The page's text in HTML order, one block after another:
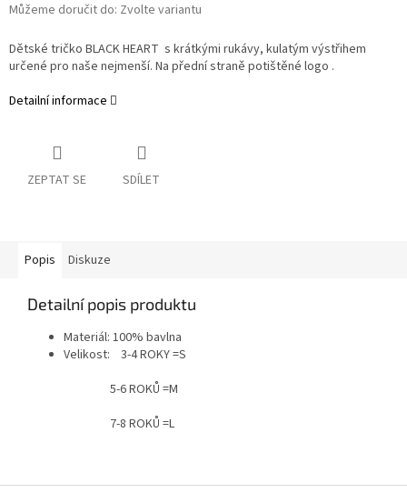
Můžeme doručit do: Zvolte variantu
Dětské tričko BLACK HEART s krátkými rukávy, kulatým výstřihem
určené pro naše nejmenší. Na přední straně potištěné logo .
Detailní informace
ZEPTAT SE SDÍLET
Popis Diskuze
Detailní popis produktu
Materiál: 100% bavlna
Velikost: 3-4 ROKY =S
5-6 ROKŮ =M
7-8 ROKŮ =L